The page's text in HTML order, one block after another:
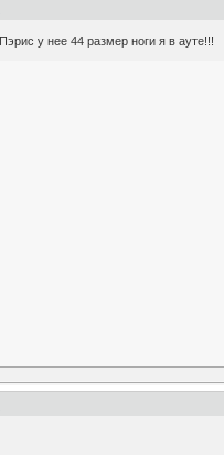
у нее 44 размер ноги я в ауте!!!